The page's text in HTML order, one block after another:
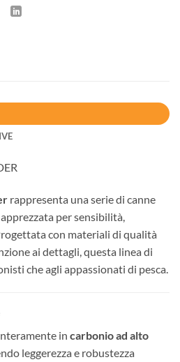
rappresenta una serie di canne
per sensibilità,
con materiali di qualità
ai dettagli, questa linea di
che agli appassionati di pesca.
in carbonio ad alto
leggerezza e robustezza